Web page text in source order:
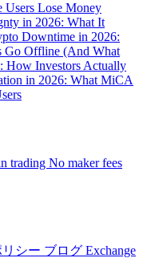
Users Lose Money
in 2026: What It
Downtime in 2026:
Go Offline (And What
How Investors Actually
in 2026: What MiCA
trading No maker fees
シー ブログ Exchange